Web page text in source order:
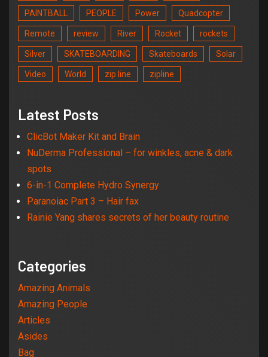
PAINTBALL PEOPLE Power Quadcopter
Remote review River Rocket rockets
Silver SKATEBOARDING Skateboards Solar
Video World zip line zipline
Latest Posts
ClicBot Maker Kit and Brain
NuDerma Professional – for winkles, acne & dark
spots
6-in-1 Complete Hydro Synergy
Paranoiac Part 3 – Hair fax
Rainie Yang shares secrets of her beauty routine
Categories
Amazing Animals
Amazing People
Articles
Asides
Bag